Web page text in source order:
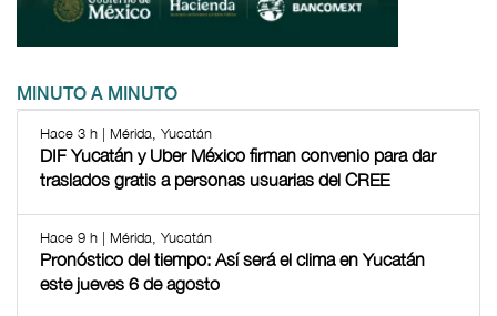
MINUTO A MINUTO
Hace 3 h | Mérida, Yucatán
DIF Yucatán y Uber México firman convenio para dar
traslados gratis a personas usuarias del CREE
Hace 9 h | Mérida, Yucatán
Pronóstico del tiempo: Así será el clima en Yucatán
este jueves 6 de agosto